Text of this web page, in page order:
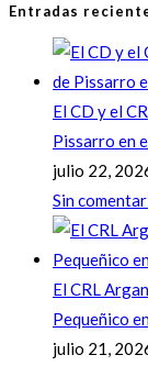
Entradas
El CD y el
Pissarro en
julio 22,
Sin
El CRL
Pequeñico
julio 21,